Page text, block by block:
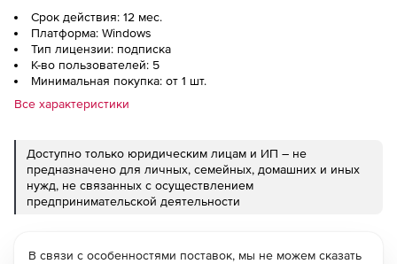
Срок действия: 12 мес.
Платформа: Windows
Тип лицензии: подписка
К-во пользователей: 5
Минимальная покупка: от 1 шт.
Все характеристики
Доступно только юридическим лицам и ИП – не
предназначено для личных, семейных, домашних и иных
нужд, не связанных с осуществлением
предпринимательской деятельности
В связи с особенностями поставок, мы не можем сказать